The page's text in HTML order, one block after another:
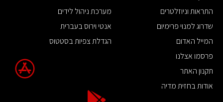
התראות וניוזלטרים
שדרוג למנוי פרימיום
המייל האדום
פרסמו אצלנו
תקנון האתר
אודות בחזית מדיה
מערכת ניהול לידים
אנטי וירוס בעברית
הגדלת צפיות בסטטוס